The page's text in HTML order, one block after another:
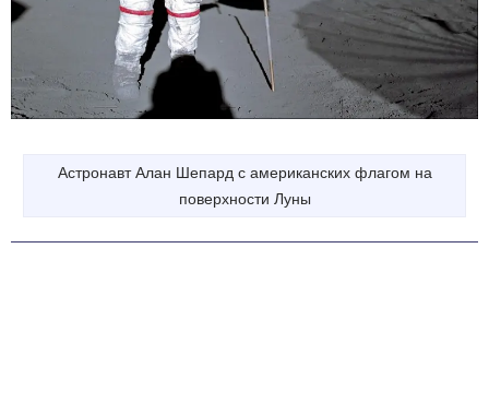
Астронавт Алан Шепард с американских флагом на
поверхности Луны